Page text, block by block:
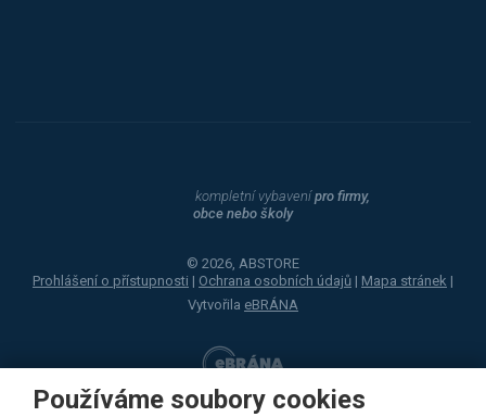
Používáme soubory cookies
kompletní vybavenípro firmy,
obce nebo školy
© 2026, ABSTORE
Prohlášení o přístupnosti | Ochrana osobních údajů | Mapa stránek |
Vytvořila eBRÁNA